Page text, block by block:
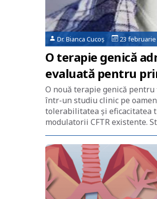
Dr. Bianca Cucoș 23
O terapie genică
evaluată pentru
O nouă terapie genică pentru
într-un studiu clinic pe
tolerabilitatea și eficacitatea
modulatorii CFTR existente.